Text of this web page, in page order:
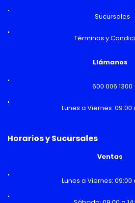
Sucursales
Términos y
Llámanos
600 006 1300
Lunes a Viernes: 09:00
Horarios y Sucursales
Ventas
Lunes a Viernes: 09:00